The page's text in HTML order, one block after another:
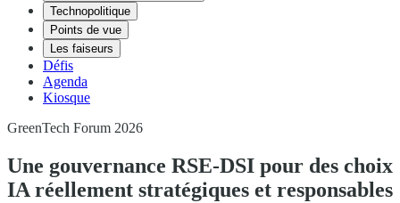
Technopolitique
Points de vue
Les faiseurs
Défis
Agenda
Kiosque
GreenTech Forum 2026
Une gouvernance RSE-DSI pour des choix
IA réellement stratégiques et responsables